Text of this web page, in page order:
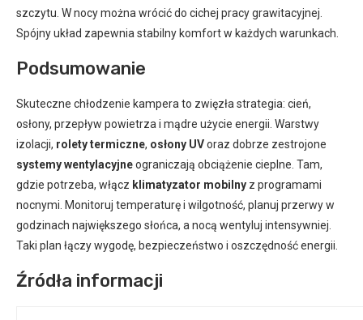
szczytu. W nocy można wrócić do cichej pracy grawitacyjnej.
Spójny układ zapewnia stabilny komfort w każdych warunkach.
Podsumowanie
Skuteczne chłodzenie kampera to zwięzła strategia: cień,
osłony, przepływ powietrza i mądre użycie energii. Warstwy
izolacji, rolety termiczne, osłony UVoraz dobrze zestrojone
systemy wentylacyjneograniczają obciążenie cieplne. Tam,
gdzie potrzeba, włącz klimatyzator mobilny z programami
nocnymi. Monitoruj temperaturę i wilgotność, planuj przerwy w
godzinach największego słońca, a nocą wentyluj intensywniej.
Taki plan łączy wygodę, bezpieczeństwo i oszczędność energii.
Źródła informacji